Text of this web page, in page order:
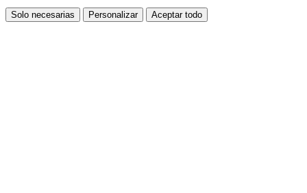
Solo necesarias Personalizar Aceptar todo